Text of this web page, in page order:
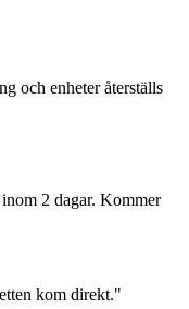
och enheter återställs
2 dagar. Kommer
kom direkt."